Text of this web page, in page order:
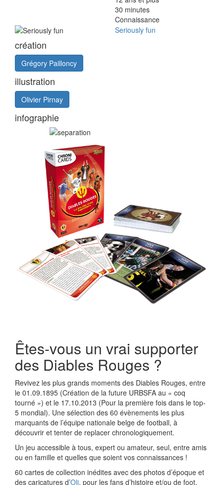
30 minutes
Connaissance
Seriously fun
création
Grégory Pailloncy
illustration
Olivier Pirnay
infographie
Êtes-vous un vrai supporter
des Diables Rouges ?
Revivez les plus grands moments des Diables Rouges, entre
le 01.09.1895 (Création de la future URBSFA au « coq
tourné ») et le 17.10.2013 (Pour la première fois dans le top-
5 mondial). Une sélection des 60 évènements les plus
marquants de l’équipe nationale belge de football, à
découvrir et tenter de replacer chronologiquement.
Un jeu accessible à tous, expert ou amateur, seul, entre amis
ou en famille et quelles que soient vos connaissances !
60 cartes de collection inédites avec des photos d’époque et
des caricatures d’Oli, pour les fans d’histoire et/ou de foot.